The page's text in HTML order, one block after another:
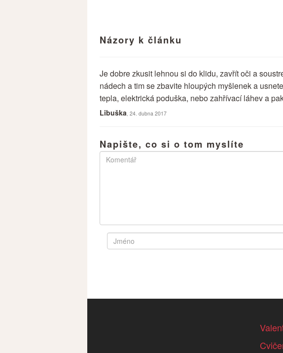
Názory k článku
Je dobre zkusit lehnou si do klidu, zavřít oči a
nádech a tim se zbavite hloupých myšlenek a
tepla, elektrická poduška, nebo zahřívací láhev a
Libuška, 24. dubna 2017
Napište, co si o tom myslíte